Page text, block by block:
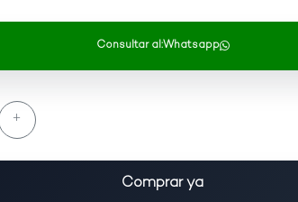
Consultar al:Whatsapp
+
Comprar ya